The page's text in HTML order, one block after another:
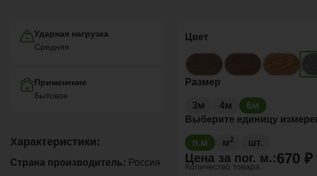
Цвет
Размер
3м 4м
6м
Выберите единицу
п.м м2 шт.
Цена за пог. м.:670 ₽
Количество товара:
Ударная нагрузка
Средняя
Применение
Бытовое
Характеристики:
Страна производитель: Россия